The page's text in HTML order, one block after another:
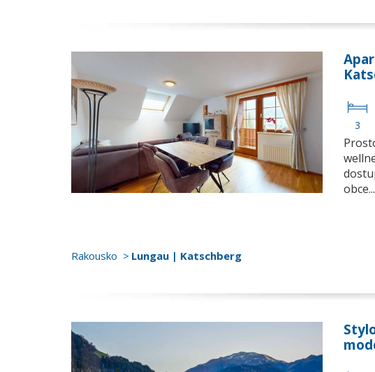
3
obce...
Rakousko Lungau | Katschberg